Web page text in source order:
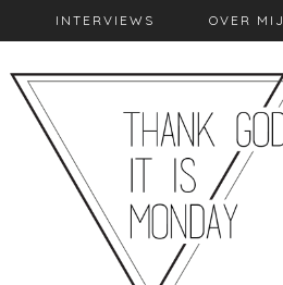
INTERVIEWS OVER MIJ